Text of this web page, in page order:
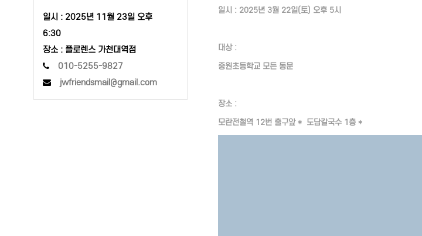
일시 : 2025년 11월 23일 오후
6:30
장소 : 플로렌스 가천대역점
010-5255-9827
jwfriendsmail@gmail.com
일시 : 2025년 3월 22일(토) 오후 5시
대상 :
중원초등학교 모든 동문
장소 :
모란전철역 12번 출구앞 * 도담칼국수 1층 *